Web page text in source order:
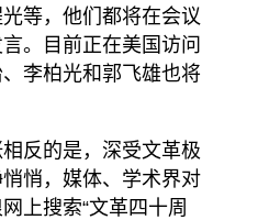
等，他们都将在会议
。目前正在美国访问
李柏光和郭飞雄也将
反的是，深受文革极
悄，媒体、学术界对
上搜索“文革四十周